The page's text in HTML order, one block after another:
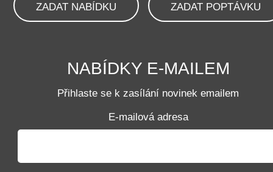
ZADAT NABÍDKU ZADAT POPTÁVKU
NABÍDKY E-MAILEM
Přihlaste se k zasílání novinek emailem
E-mailová adresa